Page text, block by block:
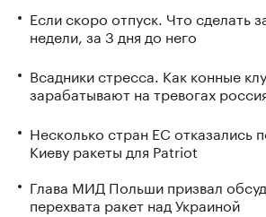
Если скоро отпуск. Что сделать
недели, за 3 дня до него
Всадники стресса. Как конные
зарабатывают на тревогах
Несколько стран ЕС отказались
Киеву ракеты для Patriot
Глава МИД Польши призвал
перехвата ракет над Украиной